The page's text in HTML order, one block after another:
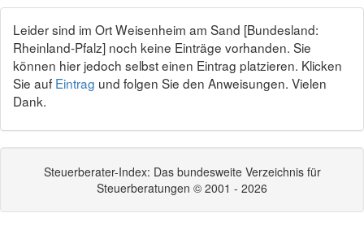
Leider sind im Ort Weisenheim am Sand [Bundesland:
Rheinland-Pfalz] noch keine Einträge vorhanden. Sie
können hier jedoch selbst einen Eintrag platzieren. Klicken
Sie auf Eintrag und folgen Sie den Anweisungen. Vielen
Dank.
Steuerberater-Index: Das bundesweite Verzeichnis für
Steuerberatungen © 2001 - 2026